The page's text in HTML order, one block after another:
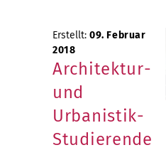
Erstellt: 09. Februar
2018
Architektur-
und
Urbanistik-
Studierende